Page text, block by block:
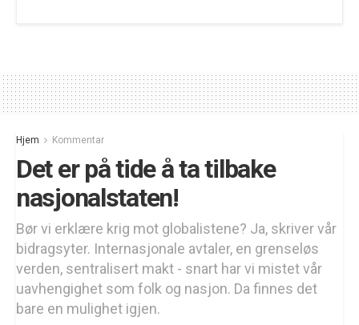
Hjem Kommentar
Det er på tide å ta tilbake
nasjonalstaten!
Bør vi erklære krig mot globalistene? Ja, skriver vår
bidragsyter. Internasjonale avtaler, en grenseløs
verden, sentralisert makt - snart har vi mistet vår
uavhengighet som folk og nasjon. Da finnes det
bare en mulighet igjen.